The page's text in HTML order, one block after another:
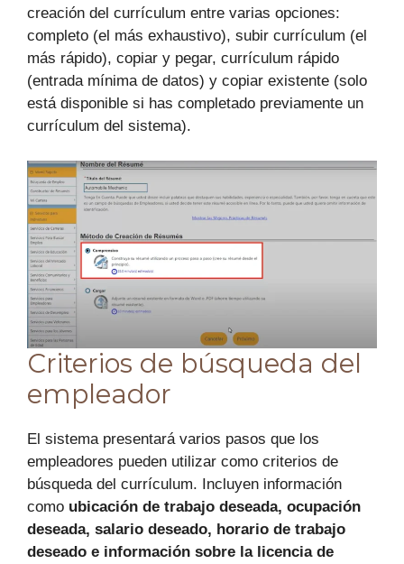
creación del currículum entre varias opciones:
completo (el más exhaustivo), subir currículum (el
más rápido), copiar y pegar, currículum rápido
(entrada mínima de datos) y copiar existente (solo
está disponible si has completado previamente un
currículum del sistema).
Criterios de búsqueda del
empleador
El sistema presentará varios pasos que los
empleadores pueden utilizar como criterios de
búsqueda del currículum. Incluyen información
como ubicación de trabajo deseada, ocupación
deseada, salario deseado, horario de trabajo
deseado e información sobre la licencia de